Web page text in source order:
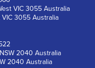
VIC 3055 Australia
3055 Australia
2040 Australia
2040 Australia